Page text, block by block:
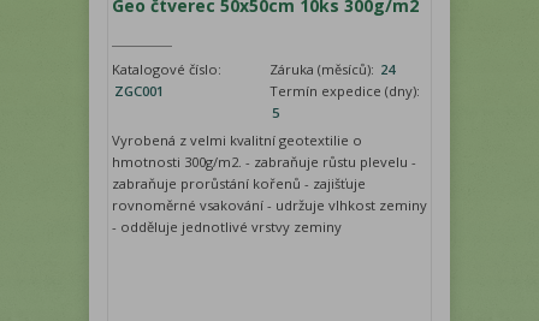
Geo čtverec 50x50cm 10ks 300g/m2
Katalogové číslo:
ZGC001
Záruka (měsíců): 24
Termín expedice (dny):
5
Vyrobená z velmi kvalitní geotextilie o
hmotnosti 300g/m2. - zabraňuje růstu plevelu -
zabraňuje prorůstání kořenů - zajišťuje
rovnoměrné vsakování - udržuje vlhkost zeminy
- odděluje jednotlivé vrstvy zeminy